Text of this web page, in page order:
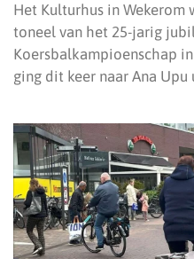
Het Kulturhus in Wekerom
toneel van het 25-jarig
Koersbalkampioenschap
ging dit keer naar Ana Upu